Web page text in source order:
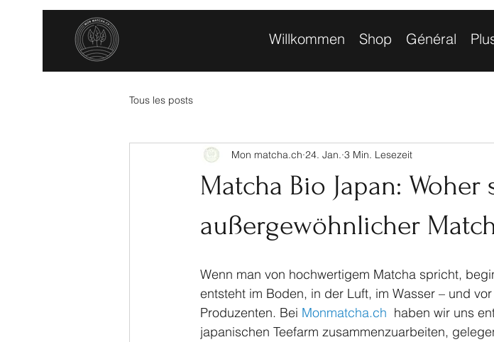
Willkommen Shop Général
Tous les posts
Matcha Bio Japan:
außergewöhnlicher
Mon matcha.ch 24. Jan. 3 Min. Lesezeit
Wenn man von hochwertigem Matcha spricht,
entsteht im Boden, in der Luft, im Wasser – und
Produzenten. Bei Monmatcha.ch haben wir uns
japanischen Teefarm zusammenzuarbeiten,